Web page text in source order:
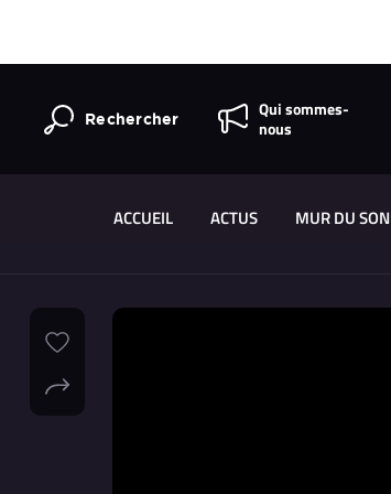
Rechercher
Qui sommes-
nous
ACCUEIL ACTUS MUR DU SON